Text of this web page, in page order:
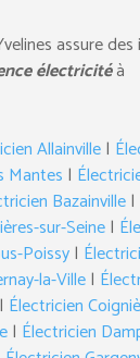
assure
électricitéà
Allainville|
Mantes |
Bazainville|
sur-Seine|
Poissy|
la-Ville|
| Électricien
| Électricien